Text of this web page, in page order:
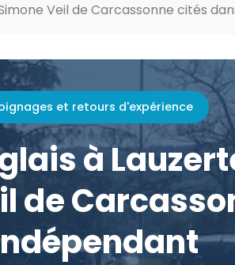
Veil de Carcassonne cités
et retours d'expérience
à
de